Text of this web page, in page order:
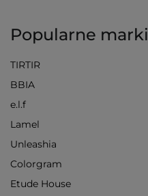
Popularne marki
TIRTIR
BBIA
e.l.f
Lamel
Unleashia
Colorgram
Etude House